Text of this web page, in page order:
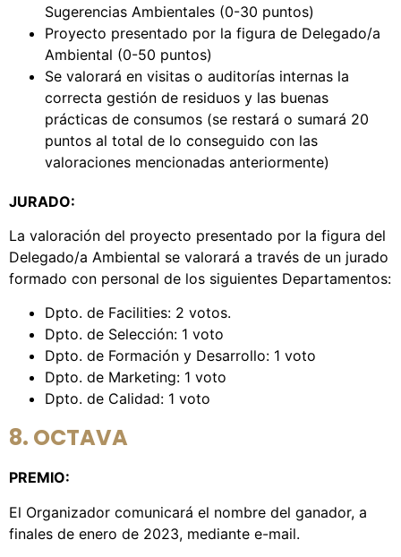
Sugerencias Ambientales (0-30 puntos)
Proyecto presentado por la figura de Delegado/a
Ambiental (0-50 puntos)
Se valorará en visitas o auditorías internas la
correcta gestión de residuos y las buenas
prácticas de consumos (se restará o sumará 20
puntos al total de lo conseguido con las
valoraciones mencionadas anteriormente)
JURADO:
La valoración del proyecto presentado por la figura del
Delegado/a Ambiental se valorará a través de un jurado
formado con personal de los siguientes Departamentos:
Dpto. de Facilities: 2 votos.
Dpto. de Selección: 1 voto
Dpto. de Formación y Desarrollo: 1 voto
Dpto. de Marketing: 1 voto
Dpto. de Calidad: 1 voto
8. OCTAVA
PREMIO:
El Organizador comunicará el nombre del ganador, a
finales de enero de 2023, mediante e-mail.